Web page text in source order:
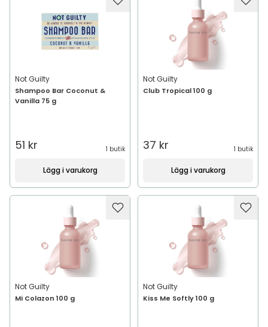
Not Guilty
Shampoo Bar Coconut &
Vanilla 75 g
51 kr 1 butik
Lägg i varukorg
Not Guilty
Club Tropical 100 g
37 kr 1 butik
Lägg i varukorg
Not Guilty
Mi Colazon 100 g
Not Guilty
Kiss Me Softly 100 g